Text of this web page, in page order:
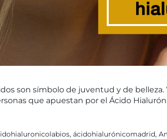
son símbolo de juventud y de
que apuestan por el Ácido
,ácidohialurónicomadrid,